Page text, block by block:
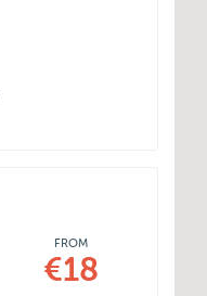
FROM
€18